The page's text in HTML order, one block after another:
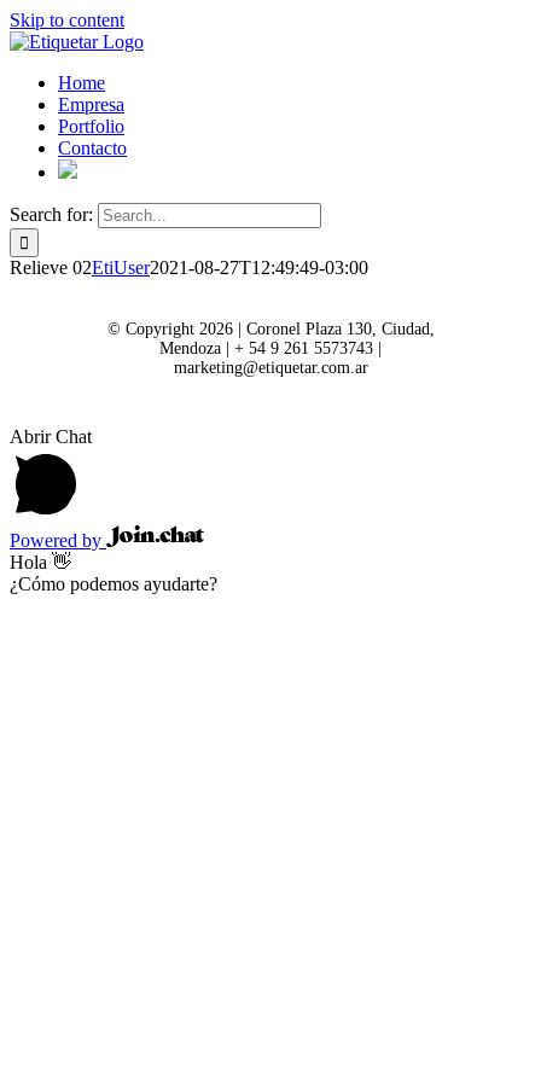
Skip to content
Home
Empresa
Portfolio
Contacto
Search for:
Relieve 02EtiUser2021-08-27T12:49:49-03:00
© Copyright 2026 | Coronel Plaza 130, Ciudad,
Mendoza | + 54 9 261 5573743 |
marketing@etiquetar.com.ar
Abrir Chat
Powered by
Hola 👋
¿Cómo podemos ayudarte?